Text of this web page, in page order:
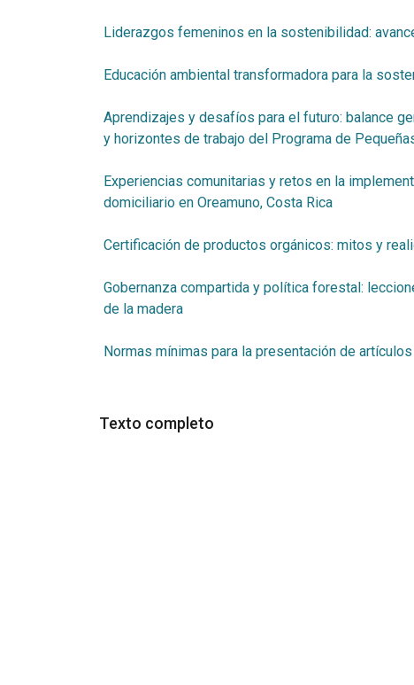
Liderazgos femeninos en la sostenibilidad:
Educación ambiental transformadora para la
Aprendizajes y desafíos para el futuro: balance
y horizontes de trabajo del Programa de
Experiencias comunitarias y retos en la
domiciliario en Oreamuno, Costa Rica
Certificación de productos orgánicos: mitos y
Gobernanza compartida y política forestal:
de la madera
Normas mínimas para la presentación de
Texto completo